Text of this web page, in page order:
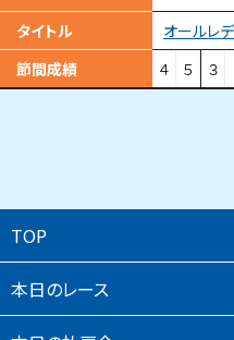
タイトル
節間成績
４ ５ ３
TOP
本⽇のレース